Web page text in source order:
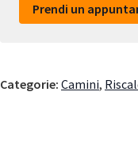
Prendi un
Categorie: Camini,